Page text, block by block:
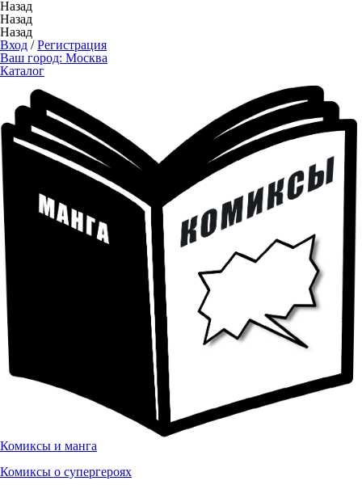
Назад
Назад
Назад
Вход /Регистрация
Ваш город: Москва
Каталог
Комиксы и манга
Комиксы о супергероях